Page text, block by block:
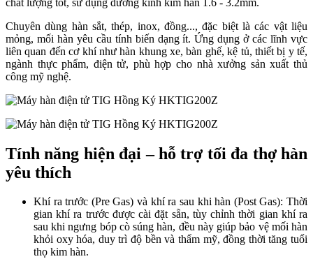
Chuyên dùng hàn sắt, thép, inox, đồng..., đặc biệt là các vật liệu
mỏng, mối hàn yêu cầu tính biến dạng ít. Ứng dụng ở các lĩnh vực
liên quan đến cơ khí như hàn khung xe, bàn ghế, kệ tủ, thiết bị y tế,
ngành thực phẩm, điện tử, phù hợp cho nhà xưởng sản xuất thủ
công mỹ nghệ.
Tính năng hiện đại – hỗ trợ tối đa thợ hàn
yêu thích
Khí ra trước (Pre Gas) và khí ra sau khi hàn (Post Gas): Thời
gian khí ra trước được cài đặt sẵn, tùy chỉnh thời gian khí ra
sau khi ngưng bóp cò súng hàn, đều này giúp bảo vệ mối hàn
khỏi oxy hóa, duy trì độ bền và thẩm mỹ, đồng thời tăng tuổi
thọ kim hàn.